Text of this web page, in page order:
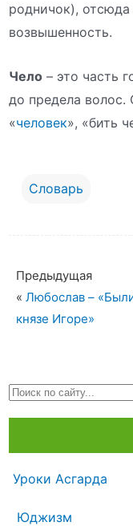
родничок), отсюда
возвышенность.
Чело – это часть
до предела волос.
«человек», «бить
Словарь
Предыдущая
«Любослав –
князе Игоре»
Уроки Асгарда
Юджизм